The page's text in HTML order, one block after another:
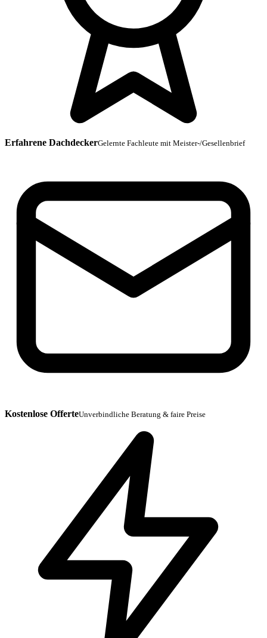
Erfahrene DachdeckerGelernte Fachleute mit Meister-/Gesellenbrief
Kostenlose OfferteUnverbindliche Beratung & faire Preise